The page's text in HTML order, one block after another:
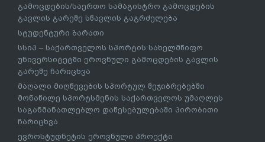
გამოცდების/საერთო სამაგისტრო გამოცდების
გავლის გარეშე სწავლის გაგრძელება
სტუდენტური ბარათი
სსიპ – საქართველოს სპორტის სახელმწიფო
უნივერსიტეტში ეროვნული გამოცდების გავლის
გარეშე ჩარიცხვა
მაღალი მიღწევების სპორტულ შეჯიბრებებში
მონაწილე სპორტსმენის საქართველოს უმაღლეს
საგანმანათლებლო დაწესებულებაში პირობითი
ჩარიცხვა
ევროსტუდნეტის ეროვნული პროექტი